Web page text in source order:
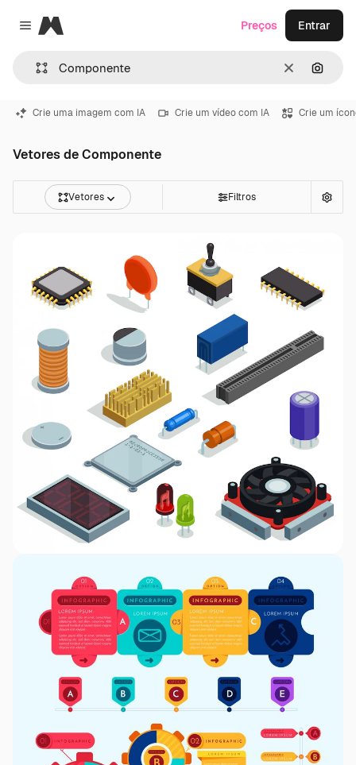
Close menu
Magnific
Limpar
Preços Entrar
Crie uma imagem com IA Crie um vídeo com IA Crie um
Vetores de Componente
Vetores Filtros